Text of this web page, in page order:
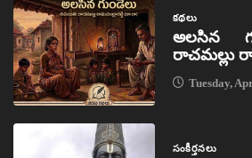
కథలు
అలసిన
రాచమల్లు
Tuesday,
సంకీర్తనలు